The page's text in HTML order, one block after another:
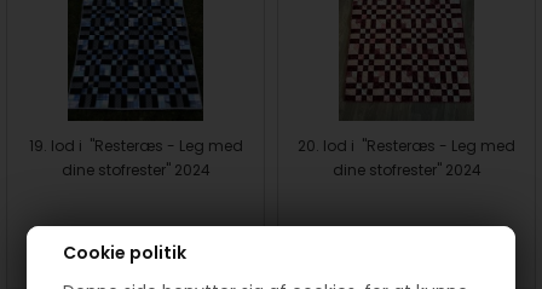
Cookie politik
19. lod i "Resteræs - Leg med
dine stofrester" 2024
SE MERE
20. lod i "Resteræs - Leg med
dine stofrester" 2024